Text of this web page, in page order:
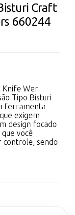
Craft
660244
Knife Wer
Tipo Bisturi
ferramenta
exigem
design focado
você
controle, sendo